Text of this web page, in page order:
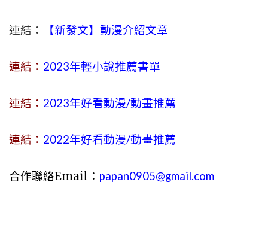
連結： 【新發文】動漫介紹文章
連結： 2023年輕小說推薦書單
連結： 2023年好看動漫/動畫推薦
連結： 2022年好看動漫/動畫推薦
合作聯絡Email： papan0905@gmail.com